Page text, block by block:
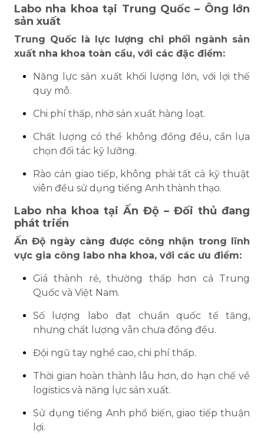
Labo nha khoa tại Trung Quốc – Ông lớn
sản xuất
Trung Quốc là lực lượng chi phối ngành sản
xuất nha khoa toàn cầu, với các đặc điểm:
Năng lực sản xuất khối lượng lớn, với lợi thế
quy mô.
Chi phí thấp, nhờ sản xuất hàng loạt.
Chất lượng có thể không đồng đều, cần lựa
chọn đối tác kỹ lưỡng.
Rào cản giao tiếp, không phải tất cả kỹ thuật
viên đều sử dụng tiếng Anh thành thạo.
Labo nha khoa tại Ấn Độ – Đối thủ đang
phát triển
Ấn Độ ngày càng được công nhận trong lĩnh
vực gia công labo nha khoa, với các ưu điểm:
Giá thành rẻ, thường thấp hơn cả Trung
Quốc và Việt Nam.
Số lượng labo đạt chuẩn quốc tế tăng,
nhưng chất lượng vẫn chưa đồng đều.
Đội ngũ tay nghề cao, chi phí thấp.
Thời gian hoàn thành lâu hơn, do hạn chế về
logistics và năng lực sản xuất.
Sử dụng tiếng Anh phổ biến, giao tiếp thuận
lợi.